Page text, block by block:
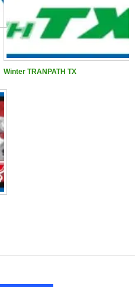
Winter TRANPATH TX